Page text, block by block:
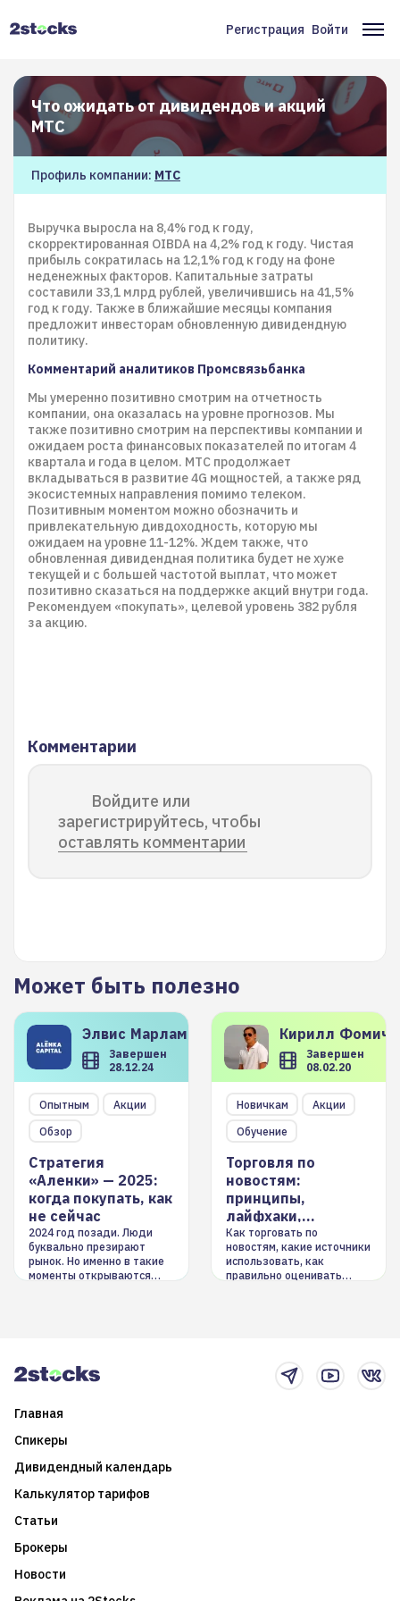
Меню
учётной
записи
пользователя
Регистрация Войти
Что ожидать от дивидендов и акций
МТС
Профиль компании: МТС
Выручка выросла на 8,4% год к году,
скорректированная OIBDA на 4,2% год к году. Чистая
прибыль сократилась на 12,1% год к году на фоне
неденежных факторов. Капитальные затраты
составили 33,1 млрд рублей, увеличившись на 41,5%
год к году. Также в ближайшие месяцы компания
предложит инвесторам обновленную дивидендную
политику.
Комментарий аналитиков Промсвязьбанка
Мы умеренно позитивно смотрим на отчетность
компании, она оказалась на уровне прогнозов. Мы
также позитивно смотрим на перспективы компании и
ожидаем роста финансовых показателей по итогам 4
квартала и года в целом. МТС продолжает
вкладываться в развитие 4G мощностей, а также ряд
экосистемных направления помимо телеком.
Позитивным моментом можно обозначить и
привлекательную дивдоходность, которую мы
ожидаем на уровне 11-12%. Ждем также, что
обновленная дивидендная политика будет не хуже
текущей и с большей частотой выплат, что может
позитивно сказаться на поддержке акций внутри года.
Рекомендуем «покупать», целевой уровень 382 рубля
за акцию.
Комментарии
Войдите или
зарегистрируйтесь, чтобы
оставлять комментарии
Может быть полезно
Элвис Марламов
Завершен
28.12.24
Опытным
Акции
Обзор
Стратегия
«Аленки» — 2025:
когда покупать, как
не сейчас
2024 год позади. Люди
буквально презирают
рынок. Но именно в такие
моменты открываются
Кирилл
Завершен
08.02.20
Новичкам
Акции
Обучение
Торговля по
новостям:
принципы,
лайфхаки,
инструменты
Как торговать по
новостям, какие источники
использовать, как
правильно оценивать
Главная
Спикеры
Дивидендный календарь
Калькулятор тарифов
Статьи
Брокеры
Новости